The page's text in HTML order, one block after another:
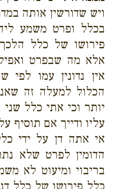
ויש שדורשין אותה
בכלל ופרט משמע
פירושו של כלל
אלא מה שבפרט
אין נדונין עמו לפי
הכלול למעלה זה
יותר וכי אתי כלל
עליו ודייך אם תוסיף
אי אתה דן על ידי
הדומין לפרט שלא
בריבוי ומיעוט לא